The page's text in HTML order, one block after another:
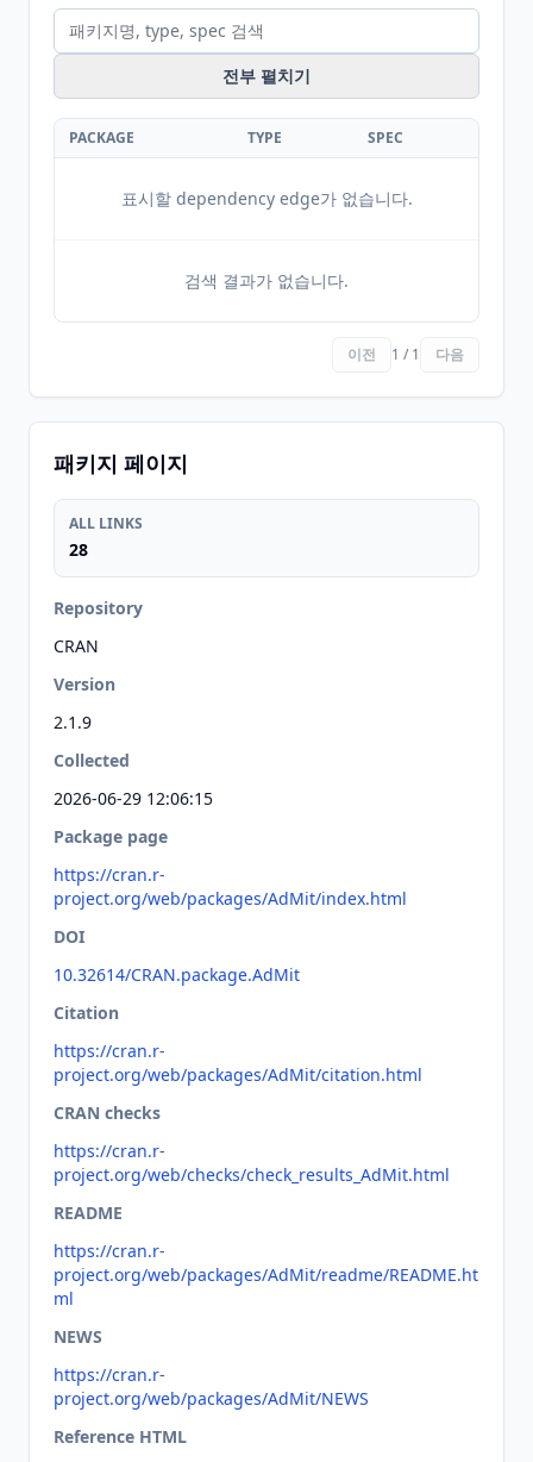
전부 펼치기
PACKAGE TYPE SPEC
표시할 dependency edge가 없습니다.
검색 결과가 없습니다.
이전 1 / 1 다음
패키지 페이지
ALL LINKS
28
Repository
CRAN
Version
2.1.9
Collected
2026-06-29 12:06:15
Package page
https://cran.r-
project.org/web/packages/AdMit/index.html
DOI
10.32614/CRAN.package.AdMit
Citation
https://cran.r-
project.org/web/packages/AdMit/citation.html
CRAN checks
https://cran.r-
project.org/web/checks/check_results_AdMit.html
README
https://cran.r-
project.org/web/packages/AdMit/readme/README.ht
ml
NEWS
https://cran.r-
project.org/web/packages/AdMit/NEWS
Reference HTML